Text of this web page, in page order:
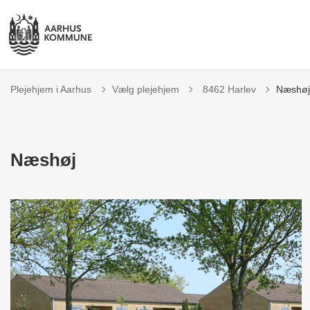
Plejehjem i Aarhus Vælg plejehjem Tilbage til
8462 Harlev Næshøj
Næshøj